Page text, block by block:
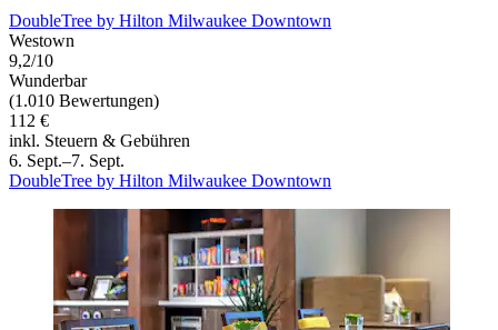
DoubleTree by Hilton Milwaukee Downtown
Westown
9,2/10
Wunderbar
(1.010 Bewertungen)
112 €
inkl. Steuern & Gebühren
6. Sept.–7. Sept.
DoubleTree by Hilton Milwaukee Downtown